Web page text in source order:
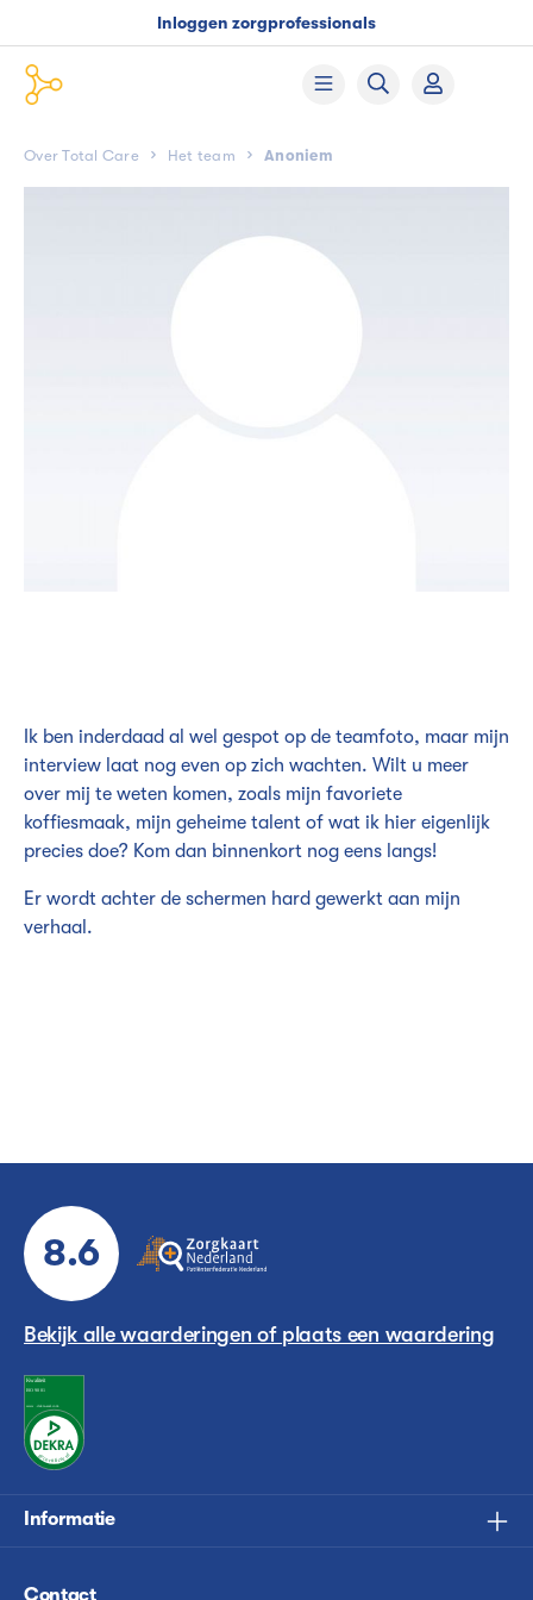
Inloggen zorgprofessionals
Over Total Care Het team Anoniem
Ik ben inderdaad al wel gespot op de teamfoto, maar mijn
interview laat nog even op zich wachten. Wilt u meer
over mij te weten komen, zoals mijn favoriete
koffiesmaak, mijn geheime talent of wat ik hier eigenlijk
precies doe? Kom dan binnenkort nog eens langs!
Er wordt achter de schermen hard gewerkt aan mijn
verhaal.
8.6
Bekijk alle waarderingen of plaats een waardering
Informatie
Contact